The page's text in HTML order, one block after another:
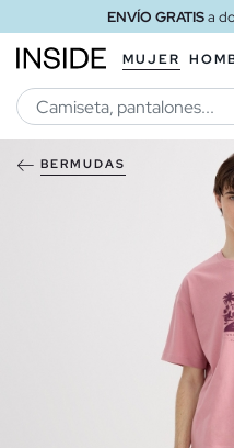
ENVÍO GRATISa
MUJER
BERMUDAS